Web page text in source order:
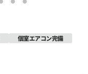
個室エアコン完備